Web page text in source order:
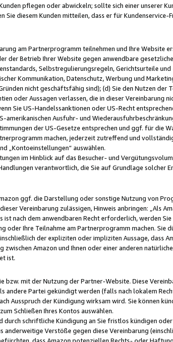
pflegen oder abwickeln; sollte sich einer unserer
diesem Kunden mitteilen, dass er für
am Partnerprogramm teilnehmen und Ihre Website
der Betrieb Ihrer Website gegen anwendbare
Selbstregulierungsregeln, Gerichtsurteile
Kommunikation, Datenschutz, Werbung und
nicht geschäftsfähig sind); (d) Sie den Nutzen der
oder Aussagen verlassen, die in dieser Vereinbarung
Sie US-Handelssanktionen oder US-Recht
amerikanischen Ausfuhr- und
der US-Gesetze entsprechen und ggf. für die
machen, jederzeit zutreffend und
„Kontoeinstellungen“ auswählen.
im Hinblick auf das Besucher- und
verantwortlich, die Sie auf Grundlage solcher
ggf. die Darstellung oder sonstige Nutzung von
Vereinbarung zulässigen, Hinweis anbringen: „Als
ist nach dem anwendbaren Recht erforderlich, werden
Ihre Teilnahme am Partnerprogramm machen. Sie
der expliziten oder impliziten Aussage, dass
Amazon und Ihnen oder einer anderen
ist.
mit der Nutzung der Partner-Website. Diese
andere Partei gekündigt werden (falls nach lokalem
Ausspruch der Kündigung wirksam wird. Sie können
Schließen Ihres Kontos auswählen.
schriftliche Kündigung an Sie fristlos kündigen
anderweitige Verstöße gegen diese Vereinbarung
dass Amazon potenziellen Rechts- oder